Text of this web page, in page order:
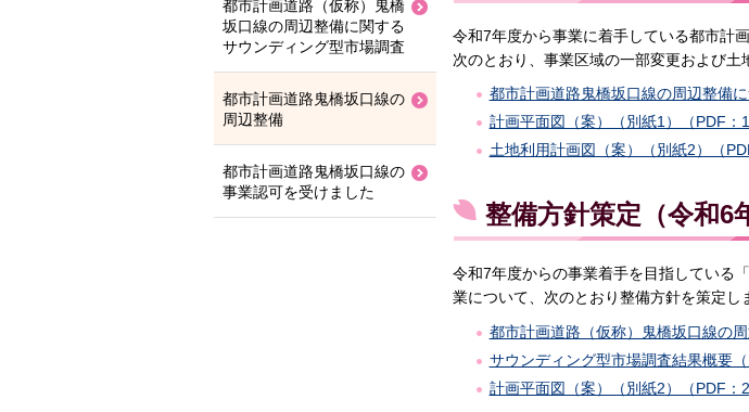
令和7年度から事業に着手している都市計
次のとおり、事業区域の一部変更および土
都市計画道路鬼橋坂口線の周辺整備に
計画平面図（案）（別紙1）（PDF：
土地利用計画図（案）（別紙2）（
整備方針策定（令和6
令和7年度からの事業着手を目指している
業について、次のとおり整備方針を策定し
都市計画道路（仮称）鬼橋坂口線の
サウンディング型市場調査結果概要
計画平面図（案）（別紙2）（PDF：
都市計画道路（仮称）鬼橋
坂口線の周辺整備に関する
サウンディング型市場調査
都市計画道路鬼橋坂口線の
周辺整備
都市計画道路鬼橋坂口線の
事業認可を受けました